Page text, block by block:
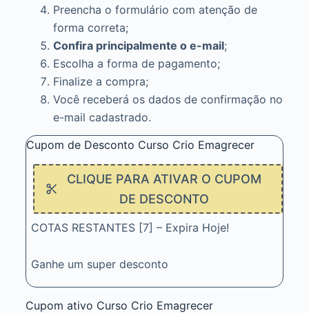
Preencha o formulário com atenção de
forma correta;
Confira principalmente o e-mail;
Escolha a forma de pagamento;
Finalize a compra;
Você receberá os dados de confirmação no
e-mail cadastrado.
Cupom de Desconto Curso Crio Emagrecer
CLIQUE PARA ATIVAR O CUPOM
DE DESCONTO
COTAS RESTANTES [7] – Expira Hoje!
Ganhe um super desconto
Cupom ativo Curso Crio Emagrecer